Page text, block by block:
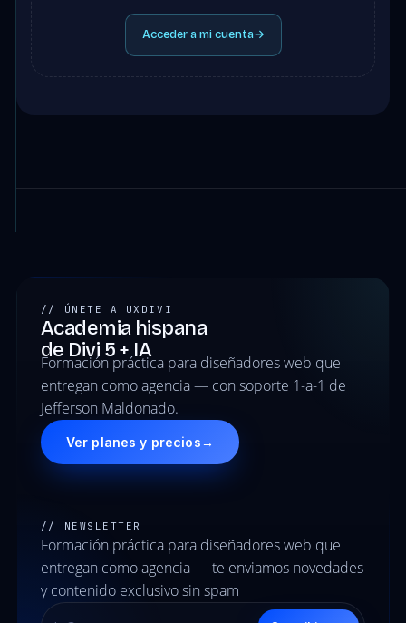
Acceder a mi cuenta→
// ÚNETE A UXDIVI
Academia hispana
de Divi 5 + IA
Formación práctica para diseñadores web que
entregan como agencia — con soporte 1-a-1 de
Jefferson Maldonado.
Ver planes y precios→
// NEWSLETTER
Formación práctica para diseñadores web que
entregan como agencia — te enviamos novedades
y contenido exclusivo sin spam